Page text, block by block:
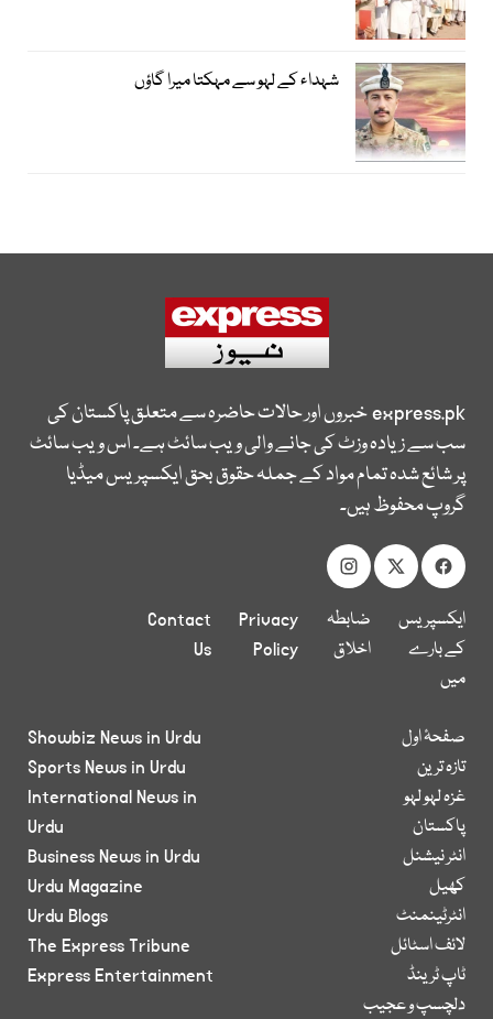
شہداء کے لہو سے مہکتا میرا گاؤں
express.pkخبروں اور حالات حاضرہ سے متعلق پاکستان کی
سب سے زیادہ وزٹ کی جانے والی ویب سائٹ ہے۔ اس ویب سائٹ
پر شائع شدہ تمام مواد کے جملہ حقوق بحق ایکسپریس میڈیا
گروپ محفوظ ہیں۔
ایکسپریس
کے بارے
میں
ضابطہ
اخلاق
Privacy
Policy
Contact
Us
صفحۂ اول
تازہ ترین
غزہ لہو لہو
پاکستان
انٹر نیشنل
کھیل
انٹرٹینمنٹ
لائف اسٹائل
ٹاپ ٹرینڈ
دلچسپ و عجیب
Showbiz News in Urdu
Sports News in Urdu
International News in
Urdu
Business News in Urdu
Urdu Magazine
Urdu Blogs
The Express Tribune
Express Entertainment